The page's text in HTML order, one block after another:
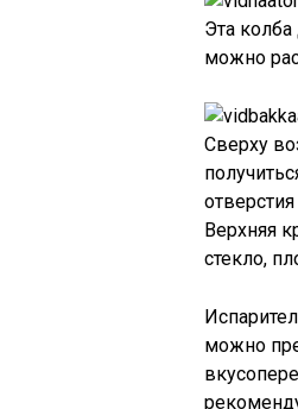
Эта
можно
Сверху
Верхняя
стекло,
можно